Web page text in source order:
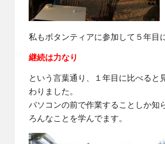
私もボタンティアに参加して５年目
継続は力なり
という言葉通り、１年目に比べると
わりました。
パソコンの前で作業することしか知
ろんなことを学んでます。